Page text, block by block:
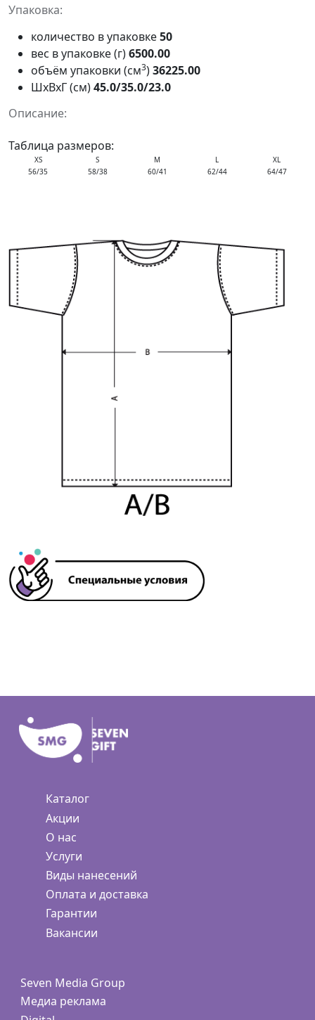
Упаковка:
количество в упаковке50
вес в упаковке (г)6500.00
объём упаковки (см3)36225.00
ШxВxГ (см)45.0/35.0/23.0
Описание:
Таблица размеров:
XS S M L
XL
56/35
58/38 60/41 62/44 64/47
Каталог
Акции
О нас
Услуги
Виды нанесений
Оплата и доставка
Гарантии
Вакансии
Seven Media Group
Медиа реклама